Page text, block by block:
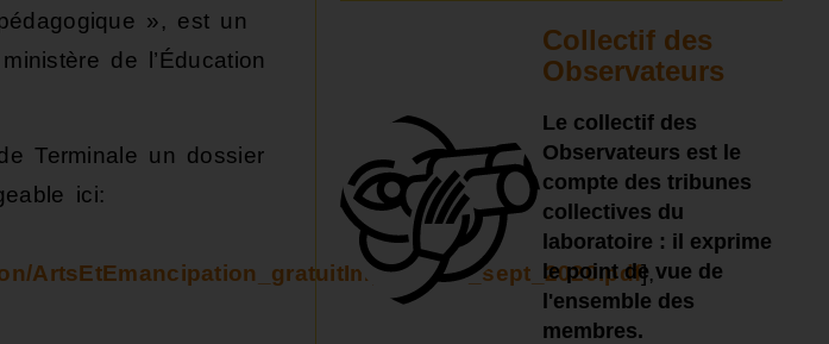
», est un
de l’Éducation
Terminale un dossier
ici:
ArtsEtEmancipation_gratuitImprimable_sept_2020.pdf],
Collectif des
Observateurs
Le collectif des
Observateurs est le
compte des tribunes
collectives du
laboratoire : il exprime
le point de vue de
l'ensemble des
membres.